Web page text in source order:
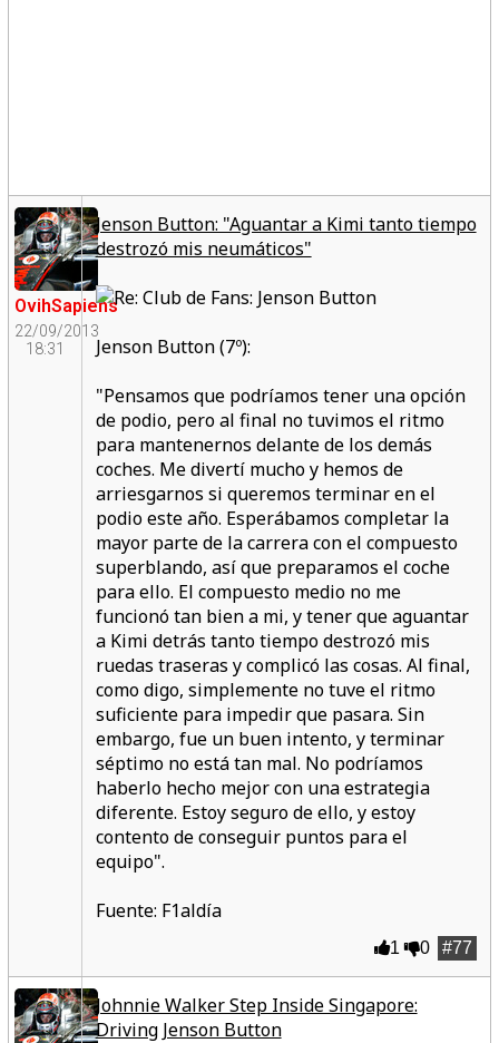
OvihSapiens
22/09/2013
18:31
Jenson Button: "Aguantar a Kimi tanto tiempo
destrozó mis neumáticos"
Jenson Button (7º):
"Pensamos que podríamos tener una opción
de podio, pero al final no tuvimos el ritmo
para mantenernos delante de los demás
coches. Me divertí mucho y hemos de
arriesgarnos si queremos terminar en el
podio este año. Esperábamos completar la
mayor parte de la carrera con el compuesto
superblando, así que preparamos el coche
para ello. El compuesto medio no me
funcionó tan bien a mi, y tener que aguantar
a Kimi detrás tanto tiempo destrozó mis
ruedas traseras y complicó las cosas. Al final,
como digo, simplemente no tuve el ritmo
suficiente para impedir que pasara. Sin
embargo, fue un buen intento, y terminar
séptimo no está tan mal. No podríamos
haberlo hecho mejor con una estrategia
diferente. Estoy seguro de ello, y estoy
contento de conseguir puntos para el
equipo".
Fuente: F1aldía
#77
1 0
Johnnie Walker Step Inside Singapore:
Driving Jenson Button